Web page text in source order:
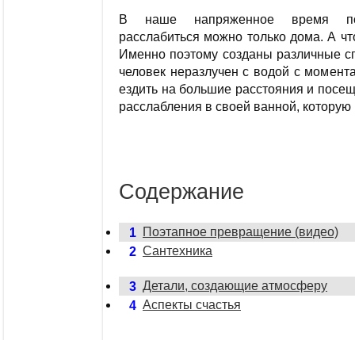
В наше напряженное время
расслабиться можно только дома. А
Именно поэтому созданы различные
человек неразлучен с водой с
ездить на большие расстояния и
расслабления в своей ванной,
Содержание
1
Поэтапное превращение (видео)
2 Сантехника
3 Детали, создающие атмосферу
4 Аспекты счастья